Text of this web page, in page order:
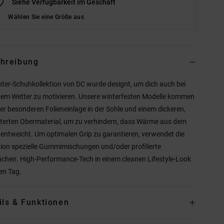
Siehe Verfügbarkeit im Geschäft
Wählen Sie eine Größe aus
Schuhkollektion von DC wurde designt, um dich auch bei
Wetter zu motivieren. Unsere winterfesten Modelle kommen
besonderen Folieneinlage in der Sohle und einem dickeren,
Obermaterial, um zu verhindern, dass Wärme aus dem
Um optimalen Grip zu garantieren, verwendet die
spezielle Gummimischungen und/oder profilierte
High-Performance-Tech in einem cleanen Lifestyle-Look
Tag.
& Funktionen